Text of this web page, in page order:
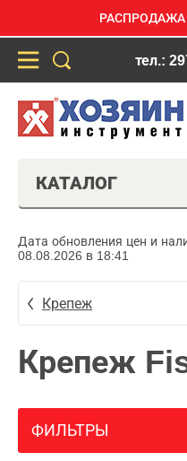
РАСПРОДАЖА
тел.:
КАТАЛОГ
Дата обновления цен и
08.08.2026 в 18:41
Крепеж
Крепеж
ФИЛЬТРЫ